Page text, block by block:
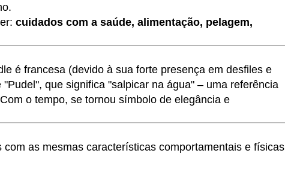
cuidados com a saúde, alimentação, pelagem,
é francesa (devido à sua forte presença em desfiles e
"Pudel", que significa "salpicar na água" – uma referência
o tempo, se tornou símbolo de elegância e
com as mesmas características comportamentais e físicas